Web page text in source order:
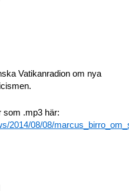
Vatikanradion om nya
som .mp3 här:
2014/08/08/